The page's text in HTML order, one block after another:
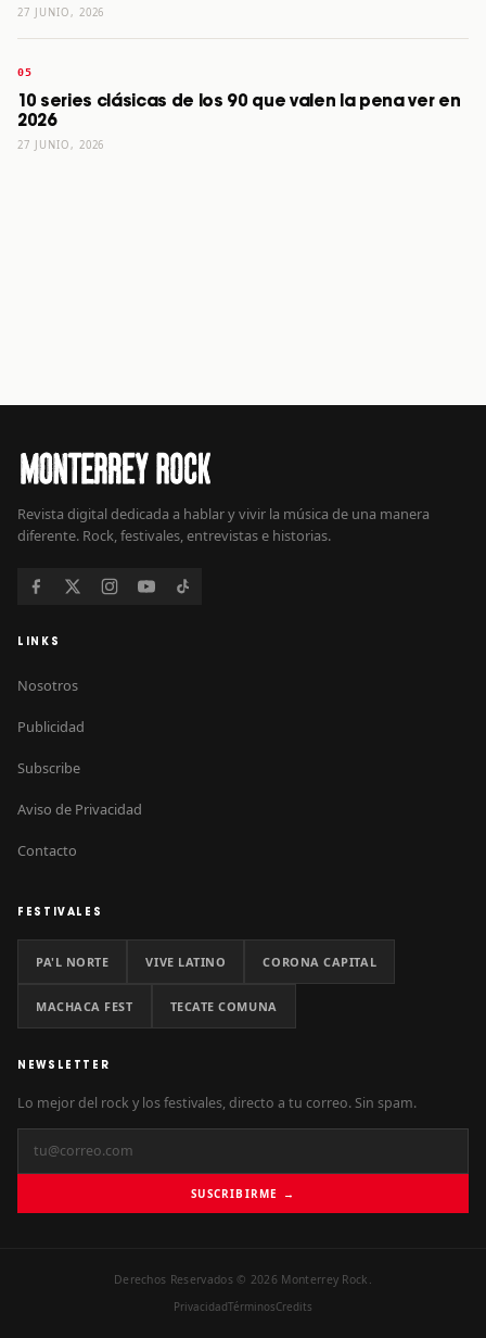
27 JUNIO, 2026
10 series clásicas de los 90 que valen la pena ver en
2026
27 JUNIO, 2026
Revista digital dedicada a hablar y vivir la música de una manera
diferente. Rock, festivales, entrevistas e historias.
LINKS
Nosotros
Publicidad
Subscribe
Aviso de Privacidad
Contacto
FESTIVALES
PA'L NORTE VIVE LATINO CORONA CAPITAL
MACHACA FEST TECATE COMUNA
NEWSLETTER
Lo mejor del rock y los festivales, directo a tu correo. Sin spam.
SUSCRIBIRME →
Derechos Reservados © 2026 Monterrey Rock.
PrivacidadTérminosCredits